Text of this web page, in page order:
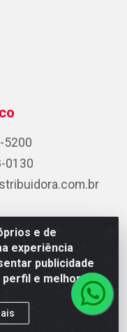
e de
experiência
publicidade
e melhorar a
5200
0130
de Campos, 42 -
CEP 20.920-410 -
85